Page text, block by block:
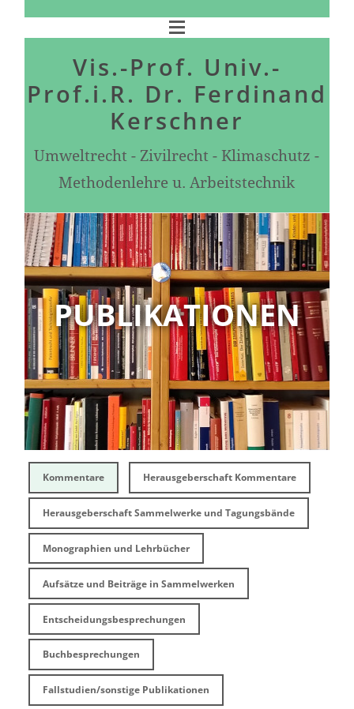
Vis.-Prof. Univ.-
Prof.i.R. Dr. Ferdinand
Kerschner
Umweltrecht - Zivilrecht - Klimaschutz -
Methodenlehre u. Arbeitstechnik
PUBLIKATIONEN
Kommentare Herausgeberschaft Kommentare
Herausgeberschaft Sammelwerke und Tagungsbände
Monographien und Lehrbücher
Aufsätze und Beiträge in Sammelwerken
Entscheidungsbesprechungen
Buchbesprechungen
Fallstudien/sonstige Publikationen